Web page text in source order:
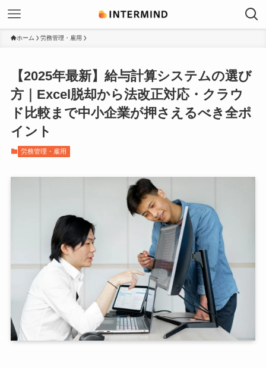
ホーム 労務管理・雇用
【2025年最新】給与計算システムの選び
方｜Excel脱却から法改正対応・クラウ
ド比較まで中小企業が押さえるべき全ポ
イント
労務管理・雇用